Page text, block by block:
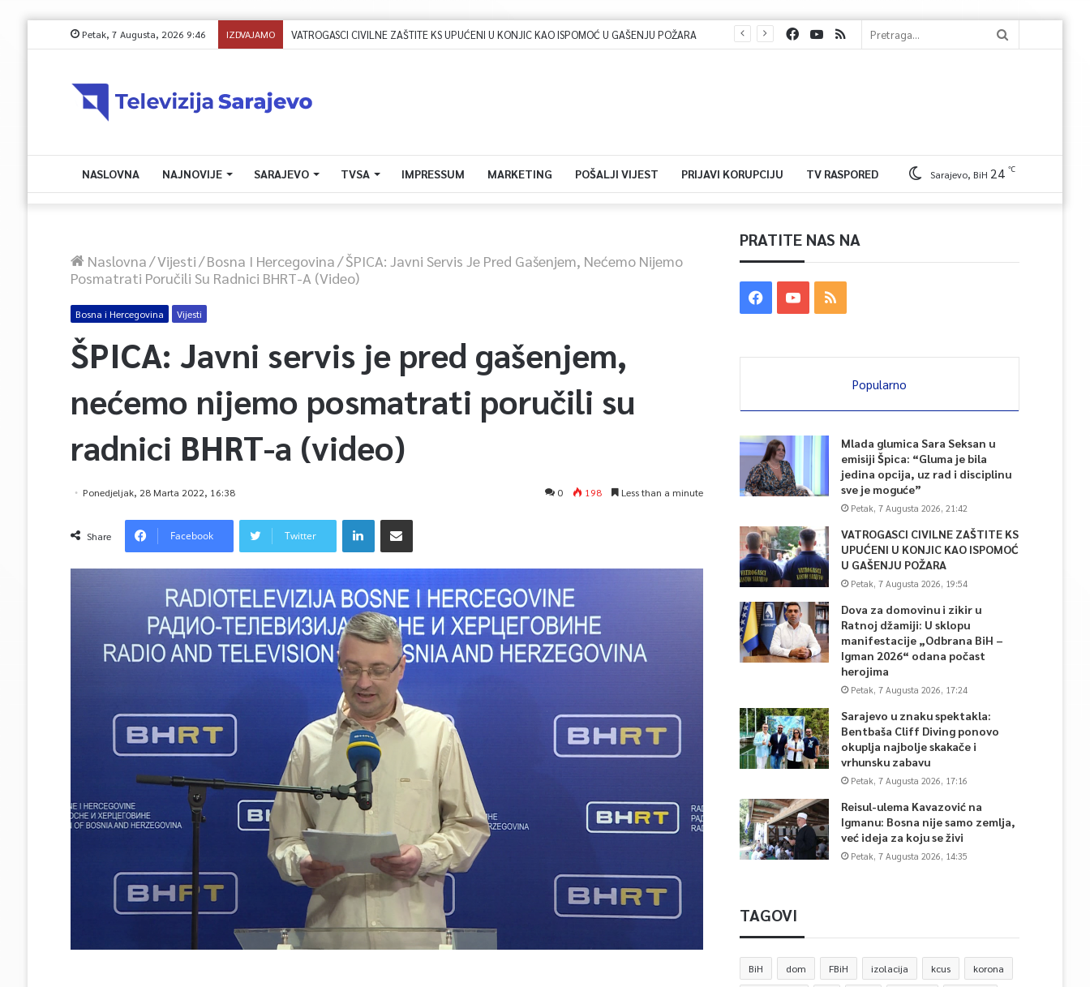
Petak, 7 Augusta, 2026 9:46 IZDVAJAMO VATROGASCI CIVILNE ZAŠTITE KS UPUĆENI U KONJIC KAO ISPOMOĆ U GAŠENJU POŽARA
NASLOVNA NAJNOVIJE SARAJEVO TVSA IMPRESSUM MARKETING POŠALJI VIJEST PRIJAVI KORUPCIJU TV RASPORED Sarajevo, BiH 24 ℃
Naslovna/Vijesti/Bosna I Hercegovina/ŠPICA: Javni Servis Je Pred Gašenjem, Nećemo Nijemo
Posmatrati Poručili Su Radnici BHRT-A (video)
Bosna i Hercegovina Vijesti
ŠPICA: Javni servis je pred gašenjem,
nećemo nijemo posmatrati poručili su
radnici BHRT-a (video)
Ponedjeljak, 28 Marta 2022, 16:38 0 198 Less than a minute
Share Facebook Twitter
PRATITE NAS NA
Popularno
Mlada glumica Sara Seksan u
emisiji Špica: “Gluma je bila
jedina opcija, uz rad i disciplinu
sve je moguće”
Petak, 7 Augusta 2026, 21:42
VATROGASCI CIVILNE ZAŠTITE KS
UPUĆENI U KONJIC KAO ISPOMOĆ
U GAŠENJU POŽARA
Petak, 7 Augusta 2026, 19:54
Dova za domovinu i zikir u
Ratnoj džamiji: U sklopu
manifestacije „Odbrana BiH –
Igman 2026“ odana počast
herojima
Petak, 7 Augusta 2026, 17:24
Sarajevo u znaku spektakla:
Bentbaša Cliff Diving ponovo
okuplja najbolje skakače i
vrhunsku zabavu
Petak, 7 Augusta 2026, 17:16
Reisul-ulema Kavazović na
Igmanu: Bosna nije samo zemlja,
već ideja za koju se živi
Petak, 7 Augusta 2026, 14:35
TAGOVI
BiH dom FBiH izolacija kcus korona